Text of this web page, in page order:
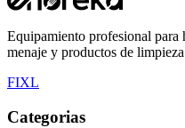
Equipamiento profesional
menaje y productos de
FIXL
Categorias